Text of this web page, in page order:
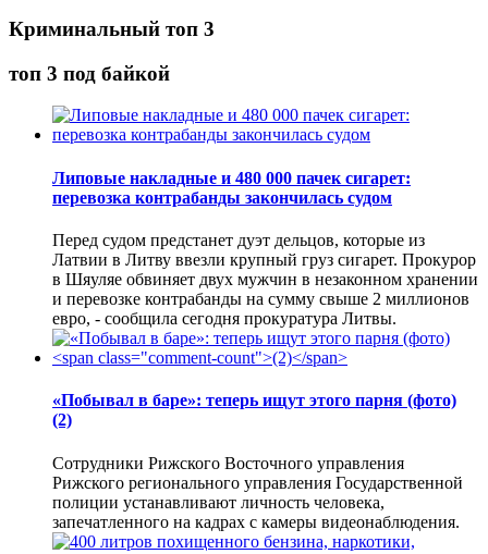
Криминальный топ 3
топ 3 под байкой
Липовые накладные и 480 000 пачек сигарет:
перевозка контрабанды закончилась судом
Перед судом предстанет дуэт дельцов, которые из
Латвии в Литву ввезли крупный груз сигарет. Прокурор
в Шяуляе обвиняет двух мужчин в незаконном хранении
и перевозке контрабанды на сумму свыше 2 миллионов
евро, - сообщила сегодня прокуратура Литвы.
«Побывал в баре»: теперь ищут этого парня (фото)
(2)
Сотрудники Рижского Восточного управления
Рижского регионального управления Государственной
полиции устанавливают личность человека,
запечатленного на кадрах с камеры видеонаблюдения.